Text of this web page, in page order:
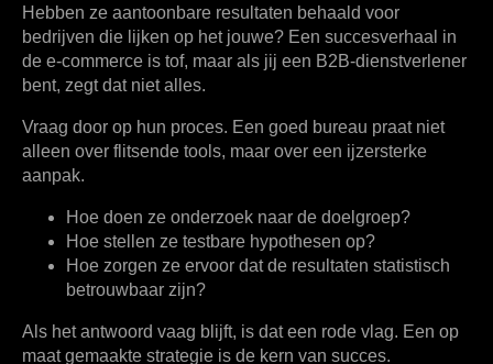
Hebben ze aantoonbare resultaten behaald voor
bedrijven die lijken op het jouwe? Een succesverhaal in
de e-commerce is tof, maar als jij een B2B-dienstverlener
bent, zegt dat niet alles.
Vraag door op hun proces. Een goed bureau praat niet
alleen over flitsende tools, maar over een ijzersterke
aanpak.
Hoe doen ze onderzoek naar de doelgroep?
Hoe stellen ze testbare hypothesen op?
Hoe zorgen ze ervoor dat de resultaten statistisch
betrouwbaar zijn?
Als het antwoord vaag blijft, is dat een rode vlag. Een op
maat gemaakte strategie is de kern van succes.